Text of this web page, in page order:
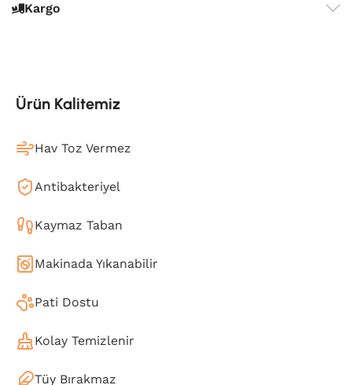
Kargo
Ürün Kalitemiz
Hav Toz Vermez
Antibakteriyel
Kaymaz Taban
Makinada Yıkanabilir
Pati Dostu
Kolay Temizlenir
Tüy Bırakmaz